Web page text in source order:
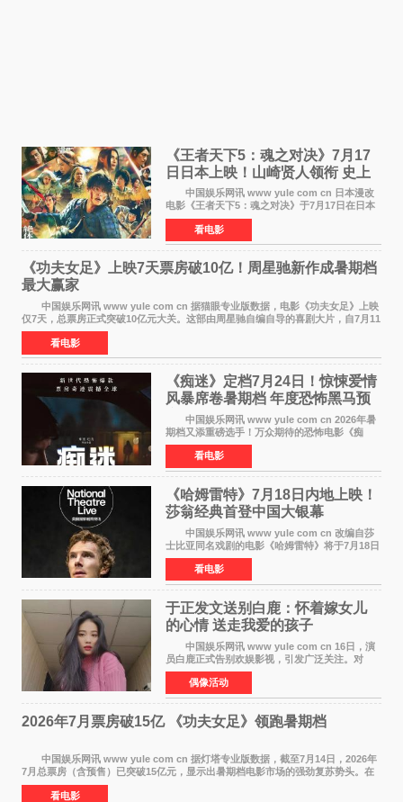
《王者天下5：魂之对决》7月17
日日本上映！山崎贤人领衔 史上
最大“函谷关防卫战”
中国娱乐网讯 www yule com cn 日本漫改
电影《王者天下5：魂之对决》于7月17日在日本
全国上映。这部由佐藤信介执导、山崎贤人主演
的历史动作片，改编自原泰久同名人气漫画，继
续讲述信和漂
看电影
《功夫女足》上映7天票房破10亿！周星驰新作成暑期档
最大赢家
中国娱乐网讯 www yule com cn 据猫眼专业版数据，电影《功夫女足》上映
仅7天，总票房正式突破10亿元大关。这部由周星驰自编自导的喜剧大片，自7月11
日公映以来便展现出惊人的市场统治力。
看电影
《痴迷》定档7月24日！惊悚爱情
风暴席卷暑期档 年度恐怖黑马预
中国娱乐网讯 www yule com cn 2026年暑
期档又添重磅选手！万众期待的恐怖电影《痴
迷》今日正式官宣定档，将于7月24日登陆内地各
大院线。这部被业内专家誉为新世代爆款恐怖电
影的作品，将为
看电影
《哈姆雷特》7月18日内地上映！
莎翁经典首登中国大银幕
中国娱乐网讯 www yule com cn 改编自莎
士比亚同名戏剧的电影《哈姆雷特》将于7月18日
在中国内地上映。这部跨越四百年的文学经典被
搬上大银幕，为观众带来一场视觉与听觉的双重
盛宴。 《
看电影
于正发文送别白鹿：怀着嫁女儿
的心情 送走我爱的孩子
中国娱乐网讯 www yule com cn 16日，演
员白鹿正式告别欢娱影视，引发广泛关注。对
此，欢娱影视创始人于正在社交平台发文回应，
字里行间流露不舍与祝福。 于正透露，以前
每次有演员到期不
偶像活动
2026年7月票房破15亿 《功夫女足》领跑暑期档
中国娱乐网讯 www yule com cn 据灯塔专业版数据，截至7月14日，2026年
7月总票房（含预售）已突破15亿元，显示出暑期档电影市场的强劲复苏势头。在
众多上映影片中，《功夫女足》《小黄人与大
看电影